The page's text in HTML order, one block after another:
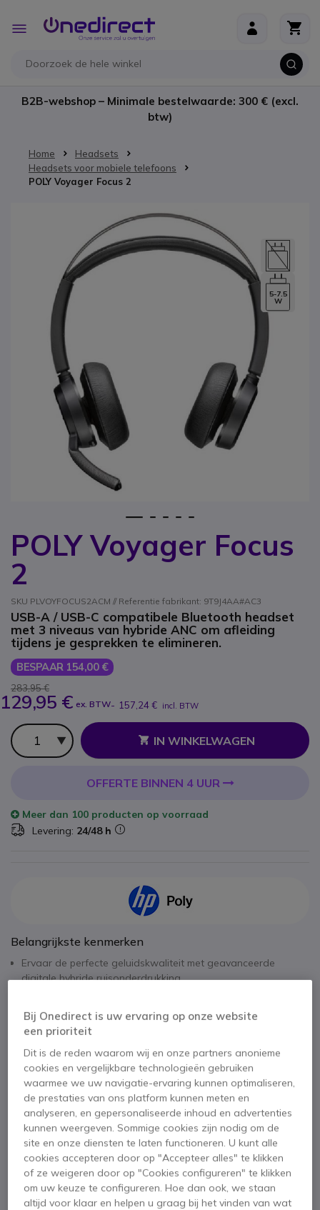
Toggle
Nav
B2B-webshop – Minimale bestelwaarde: 300 € (excl.
btw)
Home
Headsets
Headsets voor mobiele telefoons
POLY Voyager Focus 2
POLY Voyager Focus
2
SKU PLVOYFOCUS2ACM // Referentie fabrikant: 9T9J4AA#AC3
USB-A / USB-C compatibele Bluetooth headset
met 3 niveaus van hybride ANC om afleiding
tijdens je gesprekken te elimineren.
BESPAAR 154,00 €
283,95 €
129,95 € ex. BTW- 157,24 € incl. BTW
Aantal
IN WINKELWAGEN
OFFERTE BINNEN 4 UUR
Meer dan 100 producten op voorraad
Levering: 24/48 h
Belangrijkste kenmerken
Ervaar de perfecte geluidskwaliteit met geavanceerde
digitale hybride ruisonderdrukking.
Gewatteerde hoofdbeugel en zachte oorkussens voor ultiem
comfort de hele dag door.
Microsoft Teams gecertificeerd voor naadloze integratie in
uw werkprocessen.
Bluetooth® connectiviteit voor draadloze vrijheid.
Eenvoudige bediening met knoppen voor snel muten en
volume-instellingen.
2 jaar standaardgarantie van Poly voor gemoedsrust.
Toon meer
Meegeleverd in de doos
1 X Poly Voyager Focus 2
1 X USB-C oplaadkabel
1 X BT700 USB-C dongle
1 X USB-C naar USB-A-adapter
1 X draagtas
Documentatie
Ga naar het einde van de afbeeldingen-gallerij
5-7.5
W
Ga naar het begin van de afbeeldingen-gallerij
Bij Onedirect is uw ervaring op onze website
een prioriteit
Dit is de reden waarom wij en onze partners anonieme
cookies en vergelijkbare technologieën gebruiken
waarmee we uw navigatie-ervaring kunnen optimaliseren,
de prestaties van ons platform kunnen meten en
analyseren, en gepersonaliseerde inhoud en advertenties
kunnen weergeven. Sommige cookies zijn nodig om de
site en onze diensten te laten functioneren. U kunt alle
cookies accepteren door op "Accepteer alles" te klikken
of ze weigeren door op "Cookies configureren" te klikken
om uw keuze te configureren. Hoe dan ook, we staan
altijd voor klaar en helpen u graag bij het vinden van wat